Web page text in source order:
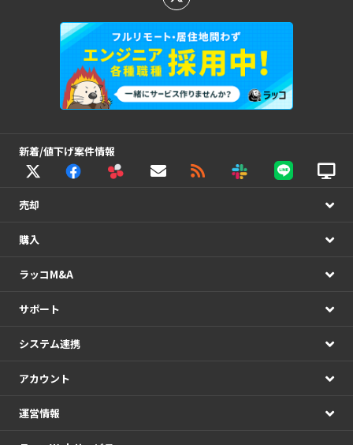
新着/値下げ案件情報
売却
購入
ラッコM&A
サポート
システム連携
アカウント
運営情報